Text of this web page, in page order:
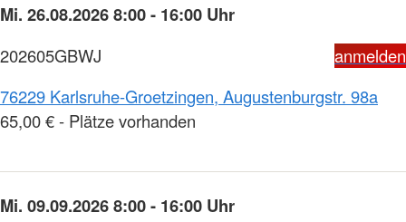
Mi. 26.08.2026 8:00 - 16:00 Uhr
202605GBWJ
anmelden
76229 Karlsruhe-Groetzingen, Augustenburgstr. 98a
65,00 € - Plätze vorhanden
Mi. 09.09.2026 8:00 - 16:00 Uhr